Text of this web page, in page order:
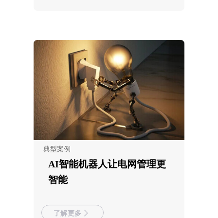
典型案例
AI智能机器人让电网管理更
智能
了解更多